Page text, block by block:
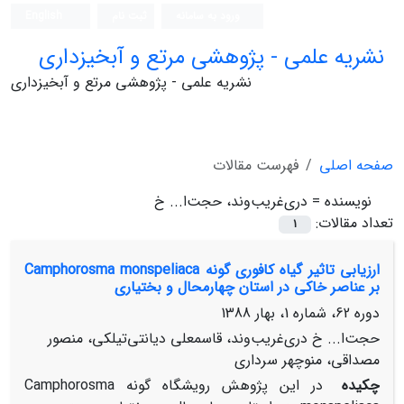
نشریه علمی - پژوهشی مرتع و آبخیزداری
نشریه علمی - پژوهشی مرتع و آبخیزداری
صفحه اصلی
فهرست مقالات
نویسنده = دری‌غریب‌وند، حجت‌ا... خ
تعداد مقالات:
1
ارزیابی تاثیر گیاه کافوری گونه Camphorosma monspeliaca
بر عناصر خاکی در استان چهارمحال و بختیاری
دوره 62، شماره 1، بهار 1388
حجت‌ا... خ دری‌غریب‌وند، قاسمعلی دیانتی‌تیلکی، منصور
مصداقی، منوچهر سرداری
چکیده
در این پژوهش رویشگاه گونه Camphorosma